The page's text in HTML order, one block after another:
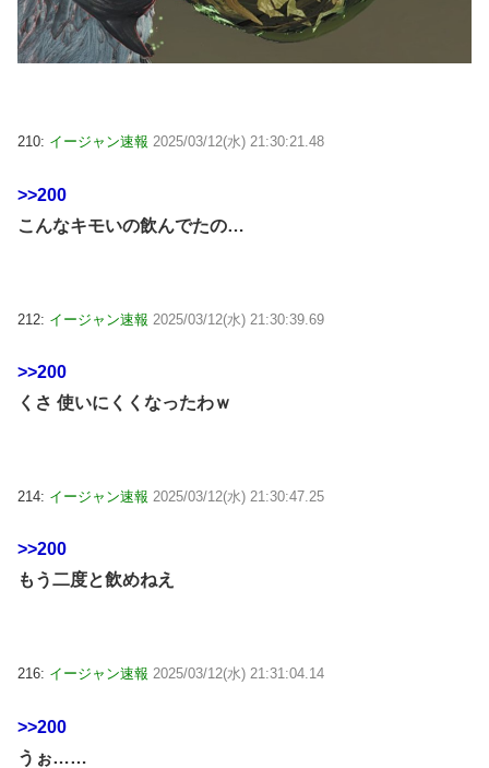
210: イージャン速報 2025/03/12(水) 21:30:21.48
>>200
こんなキモいの飲んでたの…
212: イージャン速報 2025/03/12(水) 21:30:39.69
>>200
くさ 使いにくくなったわｗ
214: イージャン速報 2025/03/12(水) 21:30:47.25
>>200
もう二度と飲めねえ
216: イージャン速報 2025/03/12(水) 21:31:04.14
>>200
うぉ……